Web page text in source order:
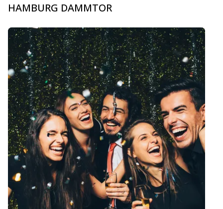
HAMBURG DAMMTOR
carousel.aria_current_slide